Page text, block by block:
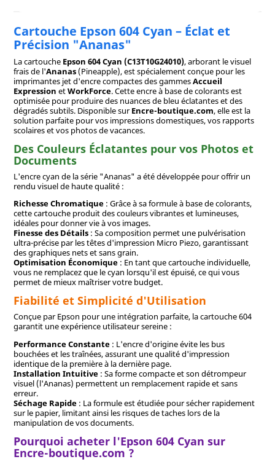
Cartouche Epson 604 Cyan – Éclat et
Précision "Ananas"
La cartouche Epson 604 Cyan (C13T10G24010), arborant le visuel
frais de l'Ananas(Pineapple), est spécialement conçue pour les
imprimantes jet d'encre compactes des gammesAccueil
Expression etWorkForce. Cette encre à base de colorants est
optimisée pour produire des nuances de bleu éclatantes et des
dégradés subtils. Disponible surEncre-boutique.com, elle est la
solution parfaite pour vos impressions domestiques, vos rapports
scolaires et vos photos de vacances.
Des Couleurs Éclatantes pour vos Photos et
Documents
L'encre cyan de la série "Ananas" a été développée pour offrir un
rendu visuel de haute qualité :
Richesse Chromatique: Grâce à sa formule à base de colorants,
cette cartouche produit des couleurs vibrantes et lumineuses,
idéales pour donner vie à vos images.
Finesse des Détails: Sa composition permet une pulvérisation
ultra-précise par les têtes d'impression Micro Piezo, garantissant
des graphiques nets et sans grain.
Optimisation Économique: En tant que cartouche individuelle,
vous ne remplacez que le cyan lorsqu'il est épuisé, ce qui vous
permet de mieux maîtriser votre budget.
Fiabilité et Simplicité d'Utilisation
Conçue par Epson pour une intégration parfaite, la cartouche 604
garantit une expérience utilisateur sereine :
Performance Constante: L'encre d'origine évite les bus
bouchées et les traînées, assurant une qualité d'impression
identique de la première à la dernière page.
Installation Intuitive: Sa forme compacte et son détrompeur
visuel (l'Ananas) permettent un remplacement rapide et sans
erreur.
Séchage Rapide: La formule est étudiée pour sécher rapidement
sur le papier, limitant ainsi les risques de taches lors de la
manipulation de vos documents.
Pourquoi acheter l'Epson 604 Cyan sur
Encre-boutique.com ?